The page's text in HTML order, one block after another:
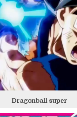
Dragonball super